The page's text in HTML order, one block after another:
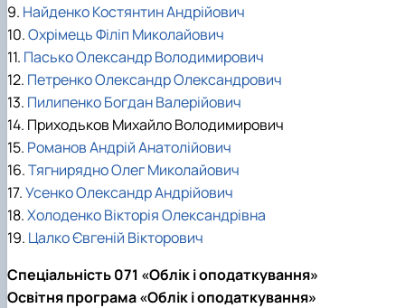
9. Найденко Костянтин Андрійович
10.Охрімець Філіп Миколайович
11. Пасько Олександр Володимирович
12. Петренко Олександр Олександрович
13. Пилипенко Богдан Валерійович
14. Приходьков Михайло Володимирович
15. Романов Андрій Анатолійович
16.Тягнирядно Олег Миколайович
17.Усенко Олександр Андрійович
18.Холоденко Вікторія Олександрівна
19. Цалко Євгеній Вікторович
Спеціальність 071 «Облік і оподаткування»
Освітня програма «Облік і оподаткування»